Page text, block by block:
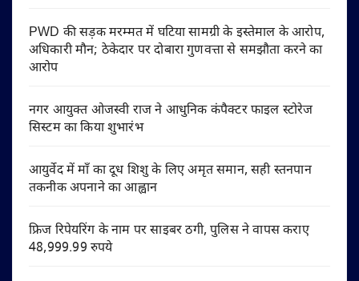
PWD की सड़क मरम्मत में घटिया सामग्री के इस्तेमाल के आरोप,
अधिकारी मौन; ठेकेदार पर दोबारा गुणवत्ता से समझौता करने का
आरोप
नगर आयुक्त ओजस्वी राज ने आधुनिक कंपैक्टर फाइल स्टोरेज
सिस्टम का किया शुभारंभ
आयुर्वेद में माँ का दूध शिशु के लिए अमृत समान, सही स्तनपान
तकनीक अपनाने का आह्वान
फ्रिज रिपेयरिंग के नाम पर साइबर ठगी, पुलिस ने वापस कराए
48,999.99 रुपये